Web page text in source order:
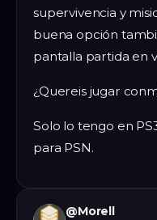
supervivencia y
buena opción
pantalla partida en
¿Quereis jugar
Solo lo tengo en
para PSN.
@Morell